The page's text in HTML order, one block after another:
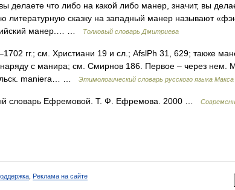
делаете что либо на какой либо манер, значит, вы
литературную сказку на западный манер называют
манер.… …
Толковый словарь Дмитриева
гг.; см. Христиани 19 и сл.; AfslPh 31, 629; также
с манира; см. Смирнов 186. Первое – через нем.
maniera… …
Этимологический словарь русского языка
словарь Ефремовой. Т. Ф. Ефремова. 2000 …
Реклама на сайте